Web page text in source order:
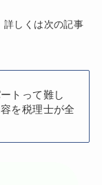
詳しくは次の記事
トって難し
を税理士が全